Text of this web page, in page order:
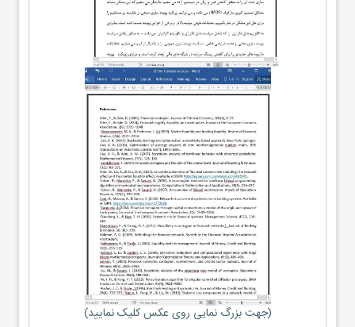
(جهت بزرگ نمایی روی عکس کلیک نمایید)